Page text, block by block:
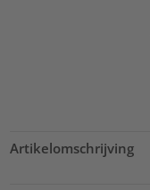
Artikelomschrijving